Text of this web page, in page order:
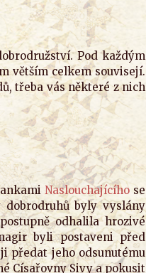
Pod každým
větším celkem souvisejí.
třeba vás některé z nich
Naslouchajícího se
dobrodruhů byly vyslány
odhalila hrozivé
byli postaveni před
předat jeho odsunutému
Císařovny Sivy a pokusit